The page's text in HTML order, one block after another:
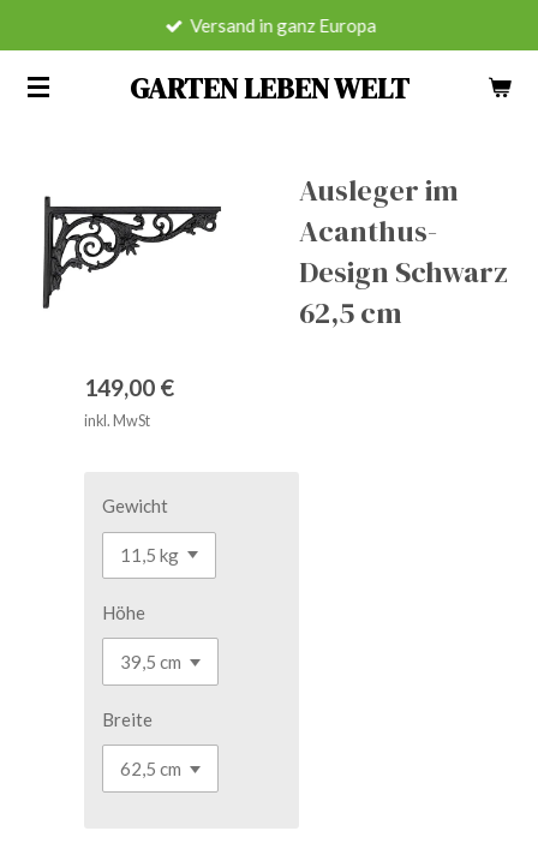
springen
GARTEN LEBEN WELT
Versand in ganz Europa
Ausleger im
Acanthus-
Design Schwarz
62,5 cm
149,00 €
inkl. MwSt
Gewicht
Höhe
Breite